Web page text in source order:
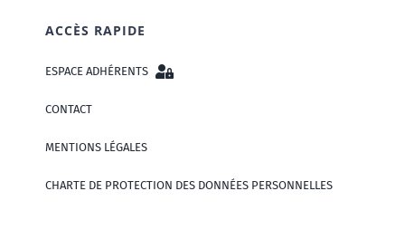
ACCÈS RAPIDE
ESPACE ADHÉRENTS
CONTACT
MENTIONS LÉGALES
CHARTE DE PROTECTION DES DONNÉES PERSONNELLES